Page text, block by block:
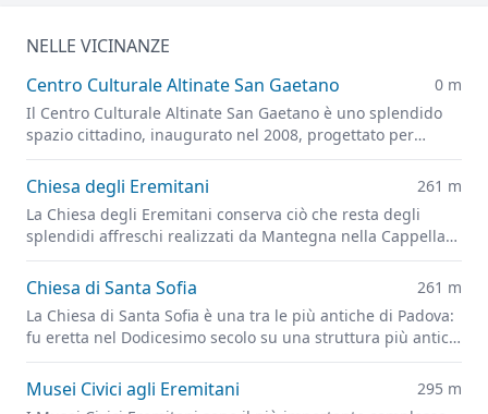
NELLE VICINANZE
Centro Culturale Altinate San Gaetano
0 m
Il Centro Culturale Altinate San Gaetano è uno splendido
spazio cittadino, inaugurato nel 2008, progettato per
promuovere e divulgare la cultura in tutte le sue forme.
Chiesa degli Eremitani
261 m
La Chiesa degli Eremitani conserva ciò che resta degli
splendidi affreschi realizzati da Mantegna nella Cappella
Ovetari, parzialmente distrutti dai bombardamenti alleati
del 1944
Chiesa di Santa Sofia
261 m
La Chiesa di Santa Sofia è una tra le più antiche di Padova:
fu eretta nel Dodicesimo secolo su una struttura più antica,
probabilmente un tempio dedicato al dio persiano Mitra.
Musei Civici agli Eremitani
295 m